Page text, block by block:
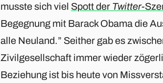
musste sich viel Spott der Twitter-
Begegnung mit Barack Obama die
alle Neuland.” Seither gab es
Zivilgesellschaft immer wieder
Beziehung ist bis heute von